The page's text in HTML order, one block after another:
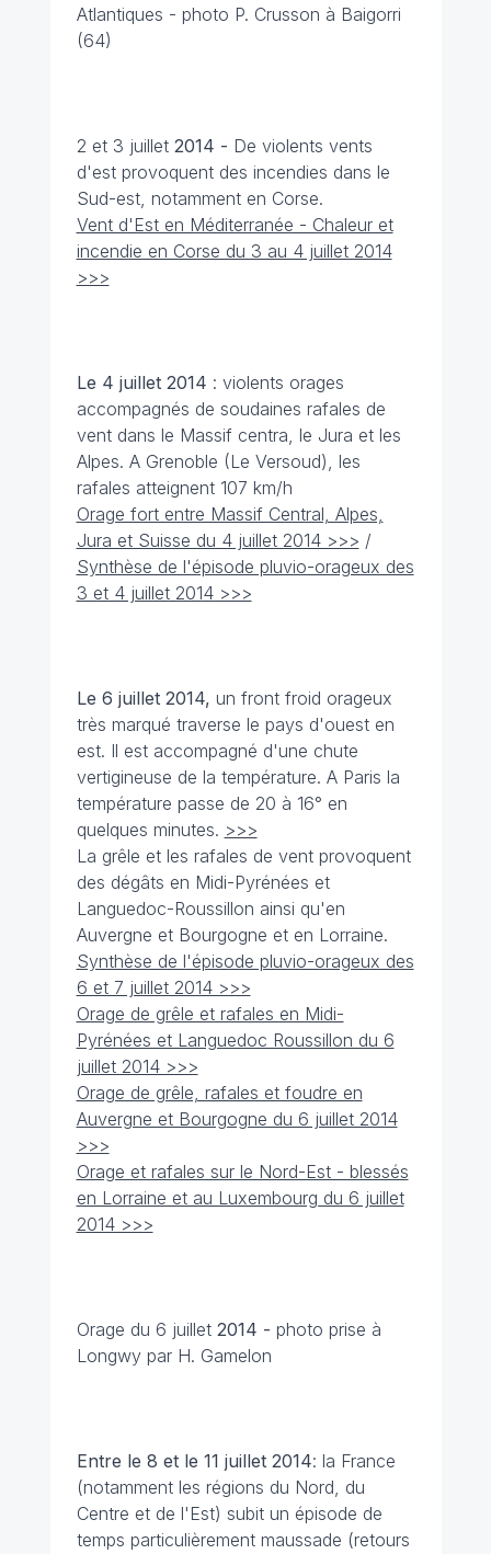
Atlantiques - photo P. Crusson à Baigorri
(64)
2 et 3 juillet 2014 - De violents vents
d'est provoquent des incendies dans le
Sud-est, notamment en Corse.
Vent d'Est en Méditerranée - Chaleur et
incendie en Corse du 3 au 4 juillet 2014
>>>
Le 4 juillet 2014 : violents orages
accompagnés de soudaines rafales de
vent dans le Massif centra, le Jura et les
Alpes. A Grenoble (Le Versoud), les
rafales atteignent 107 km/h
Orage fort entre Massif Central, Alpes,
Jura et Suisse du 4 juillet 2014 >>> /
Synthèse de l'épisode pluvio-orageux des
3 et 4 juillet 2014 >>>
Le 6 juillet 2014, un front froid orageux
très marqué traverse le pays d'ouest en
est. Il est accompagné d'une chute
vertigineuse de la température. A Paris la
température passe de 20 à 16° en
quelques minutes. >>>
La grêle et les rafales de vent provoquent
des dégâts en Midi-Pyrénées et
Languedoc-Roussillon ainsi qu'en
Auvergne et Bourgogne et en Lorraine.
Synthèse de l'épisode pluvio-orageux des
6 et 7 juillet 2014 >>>
Orage de grêle et rafales en Midi-
Pyrénées et Languedoc Roussillon du 6
juillet 2014 >>>
Orage de grêle, rafales et foudre en
Auvergne et Bourgogne du 6 juillet 2014
>>>
Orage et rafales sur le Nord-Est - blessés
en Lorraine et au Luxembourg du 6 juillet
2014 >>>
Orage du 6 juillet 2014 - photo prise à
Longwy par H. Gamelon
Entre le 8 et le 11 juillet 2014: la France
(notamment les régions du Nord, du
Centre et de l'Est) subit un épisode de
temps particulièrement maussade (retours